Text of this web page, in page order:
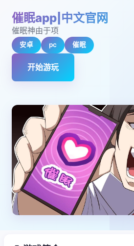
催眠app|中文官网
催眠神由于项
安卓 pc 催眠
开始游玩